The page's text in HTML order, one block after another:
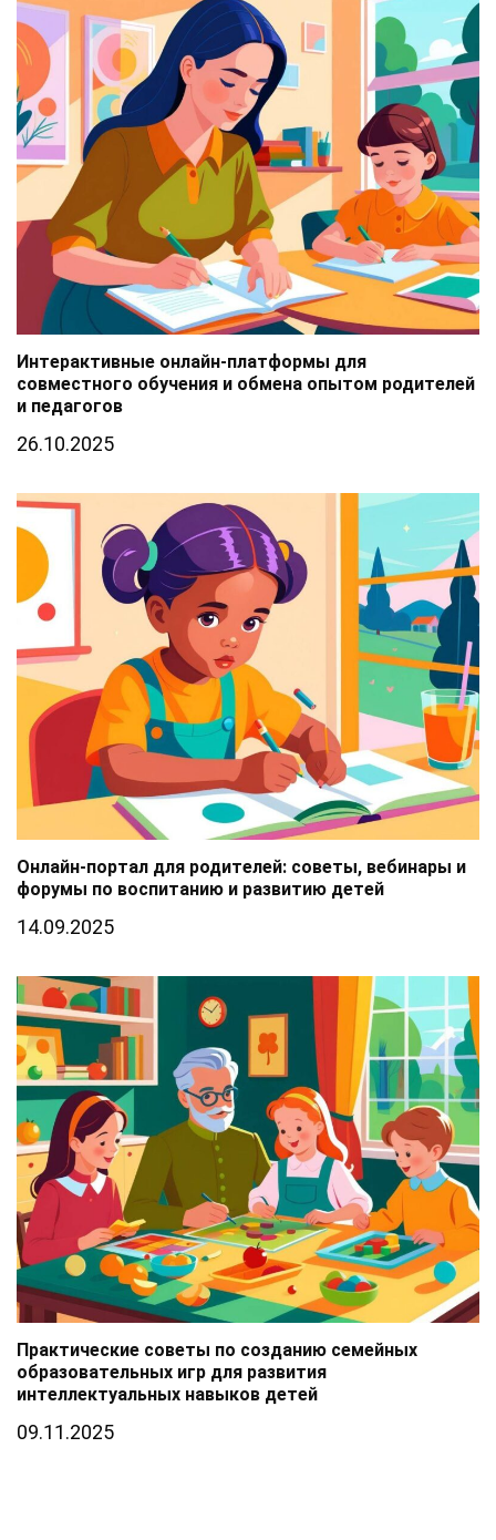
Интерактивные онлайн-платформы для
совместного обучения и обмена опытом родителей
и педагогов
26.10.2025
Онлайн-портал для родителей: советы, вебинары и
форумы по воспитанию и развитию детей
14.09.2025
Практические советы по созданию семейных
образовательных игр для развития
интеллектуальных навыков детей
09.11.2025